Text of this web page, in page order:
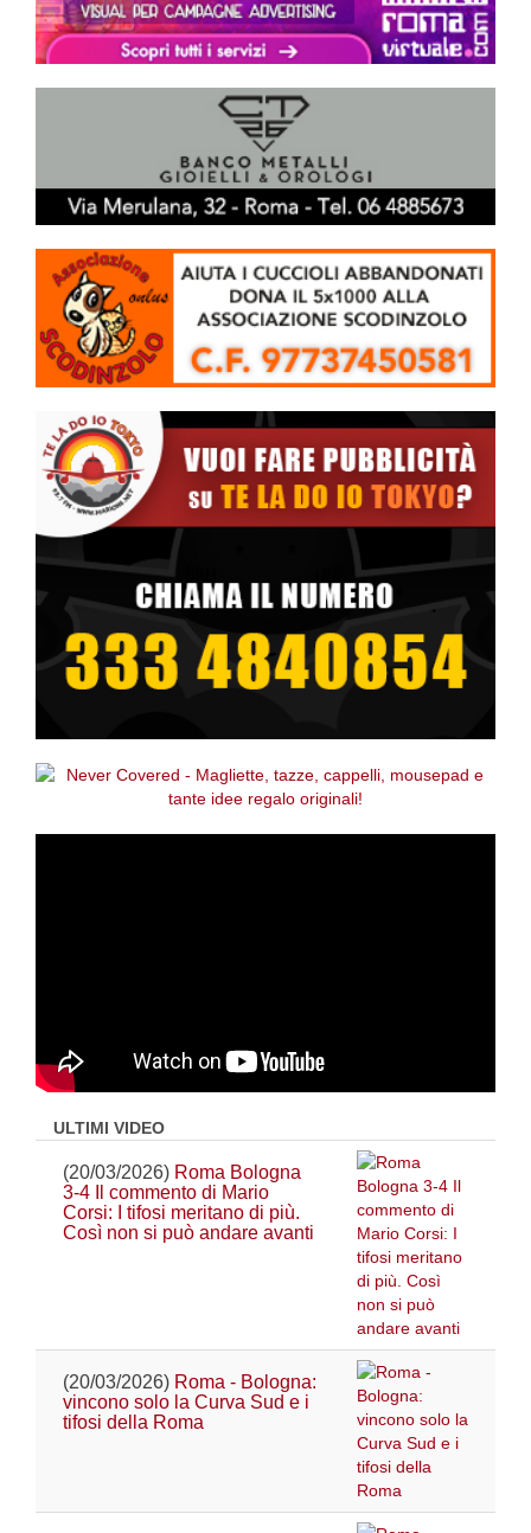
ULTIMI VIDEO
(20/03/2026) Roma Bologna
3-4 Il commento di Mario
Corsi: I tifosi meritano di più.
Così non si può andare avanti
(20/03/2026) Roma - Bologna:
vincono solo la Curva Sud e i
tifosi della Roma